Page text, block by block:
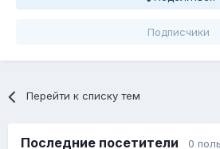
Подписчики
Перейти к списку тем
Последние посетители 0